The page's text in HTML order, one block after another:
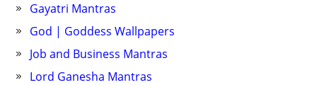
Gayatri Mantras
God | Goddess Wallpapers
Job and Business Mantras
Lord Ganesha Mantras